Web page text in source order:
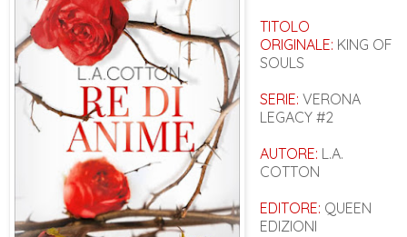
TITOLO
ORIGINALE: KING OF
SOULS
SERIE: VERONA
LEGACY #2
AUTORE: L.A.
COTTON
EDITORE: QUEEN
EDIZIONI